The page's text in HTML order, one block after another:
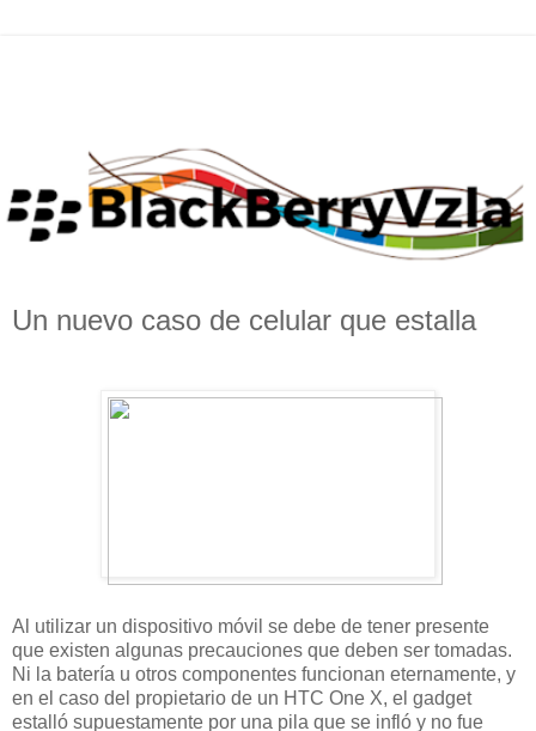
Un nuevo caso de celular que estalla
Al utilizar un dispositivo móvil se debe de tener presente
que existen algunas precauciones que deben ser tomadas.
Ni la batería u otros componentes funcionan eternamente, y
en el caso del propietario de un HTC One X, el gadget
estalló supuestamente por una pila que se infló y no fue